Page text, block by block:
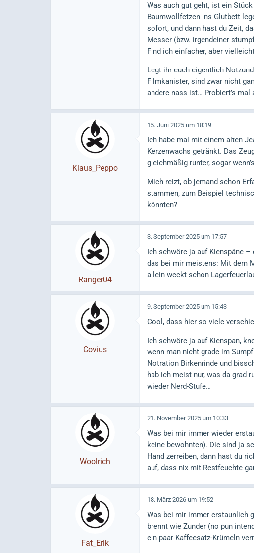
Was auch gut geht, ist ein
Baumwollfetzen ins Glutbett
sofort, und dann hast du Zeit,
Messer (bzw. irgendeiner
Find ich einfacher, aber
Legt ihr euch eigentlich
Filmkanister, sind zwar nicht
andere nass ist… Probiert’s mal
Klaus_Peppo
15. Juni 2025 um 18:19
Ich habe mal mit einem alten
Kerzenwachs getränkt. Das
gleichmäßig runter, sogar
Mich reizt, ob jemand schon
stammen, zum Beispiel
könnten?
Ranger04
3. September 2025 um 17:57
Ich schwöre ja auf Kienspäne –
das bei mir meistens: Mit dem
allein weckt schon
Covius
9. September 2025 um 15:43
Cool, dass hier so viele
Ich schwöre ja auf Kienspan,
wenn man nicht grade im
Notration Birkenrinde und
hab ich meist nur, was da grad
wieder Nerd-Stufe…
Woolrich
21. November 2025 um 10:33
Was bei mir immer wieder
keine bewohnten). Die sind ja
Hand zerreiben, dann hast du
auf, dass nix mit Restfeuchte
Fat_Erik
18. März 2026 um 19:52
Was bei mir immer erstaunlich
brennt wie Zunder (no pun
ein paar Kaffeesatz-Krümeln